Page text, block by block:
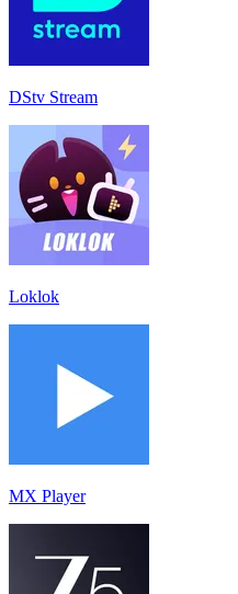
DStv Stream
Loklok
MX Player